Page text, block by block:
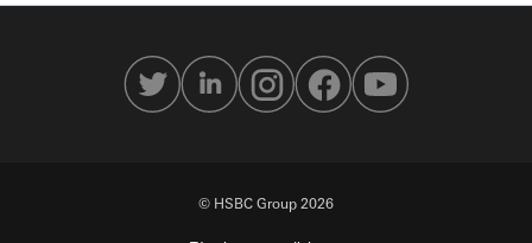
© HSBC Group 2026